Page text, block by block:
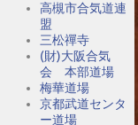
高槻市合気道連
盟
三松禪寺
(財)大阪合気
会 本部道場
梅華道場
京都武道センタ
ー道場